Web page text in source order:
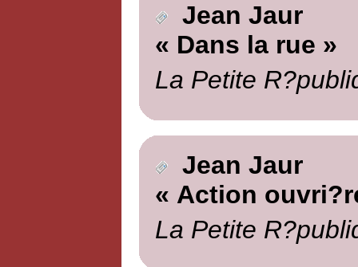
Jean Jaur
« Dans la rue »
La Petite
Jean Jaur
« Action
La Petite